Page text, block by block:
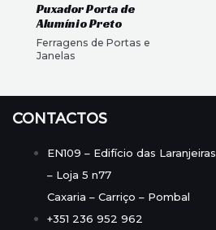
Puxador Porta de
Alumínio Preto
Ferragens de Portas e
Janelas
CONTACTOS
EN109 – Edifício das Laranjeiras
– Loja 5 n77
Caxaria – Carriço – Pombal
+351 236 952 962